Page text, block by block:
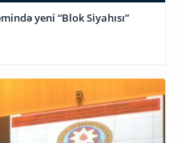
yeni “Blok Siyahısı”